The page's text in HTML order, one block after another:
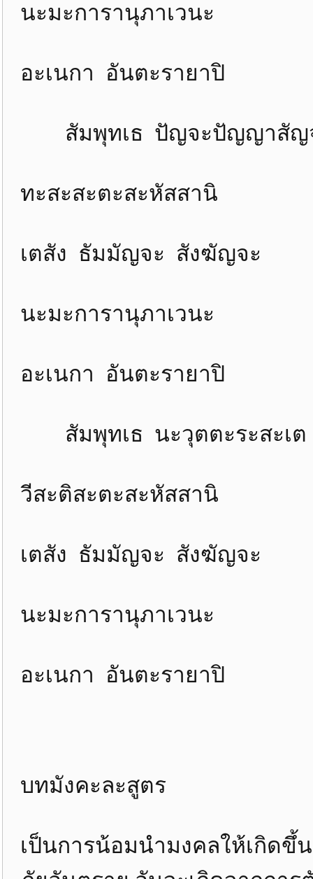
นะมะการานุภาเวนะ หัน
อะเนกา อันตะรายาปิ วิ
สัมพุทเธ ปัญจะปัญญาสัญ
ทะสะสะตะสะหัสสานิ
เตสัง ธัมมัญจะ สังฆัญจ
นะมะการานุภาเวนะ
อะเนกา อันตะรายาปิ
สัมพุทเธ นะวุตตะระสะเ
วีสะติสะตะสะหัสสานิ
เตสัง ธัมมัญจะ สังฆัญจ
นะมะการานุภาเวนะ
อะเนกา อันตะรายาปิ
บทมังคะละสูตร
เป็นการน้อมนำมงคลให้เกิด